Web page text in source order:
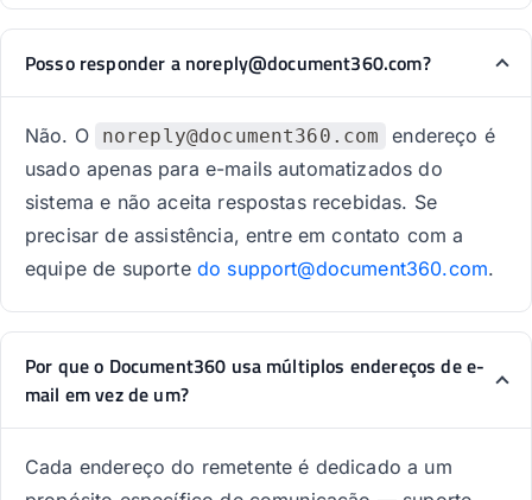
Posso responder a noreply@document360.com?
Não. O noreply@document360.com
endereço é
usado apenas para e-mails automatizados do
sistema e não aceita respostas recebidas. Se
precisar de assistência, entre em contato com a
equipe de suporte do support@document360.com.
Por que o Document360 usa múltiplos endereços de e-
mail em vez de um?
Cada endereço do remetente é dedicado a um